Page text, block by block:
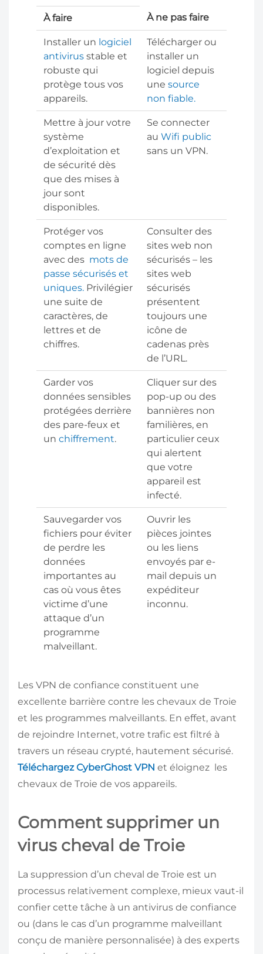
À faire À ne pas faire
Installer un logiciel
antivirus stable et
robuste qui
protège tous vos
appareils.
Télécharger ou
installer un
logiciel depuis
une source
non fiable.
Mettre à jour votre
système
d’exploitation et
de sécurité dès
que des mises à
jour sont
disponibles.
Se connecter
au Wifi public
sans un VPN.
Protéger vos
comptes en ligne
avec des mots de
passe sécurisés et
uniques. Privilégier
une suite de
caractères, de
lettres et de
chiffres.
Consulter des
sites web non
sécurisés – les
sites web
sécurisés
présentent
toujours une
icône de
cadenas près
de l’URL.
Garder vos
données sensibles
protégées derrière
des pare-feux et
un chiffrement.
Cliquer sur des
pop-up ou des
bannières non
familières, en
particulier ceux
qui alertent
que votre
appareil est
infecté.
Sauvegarder vos
fichiers pour éviter
de perdre les
données
importantes au
cas où vous êtes
victime d’une
attaque d’un
programme
malveillant.
Ouvrir les
pièces jointes
ou les liens
envoyés par e-
mail depuis un
expéditeur
inconnu.
Les VPN de confiance constituent une
excellente barrière contre les chevaux de Troie
et les programmes malveillants. En effet, avant
de rejoindre Internet, votre trafic est filtré à
travers un réseau crypté, hautement sécurisé.
Téléchargez CyberGhost VPN et éloignez les
chevaux de Troie de vos appareils.
Comment supprimer un
virus cheval de Troie
La suppression d’un cheval de Troie est un
processus relativement complexe, mieux vaut-il
confier cette tâche à un antivirus de confiance
ou (dans le cas d’un programme malveillant
conçu de manière personnalisée) à des experts